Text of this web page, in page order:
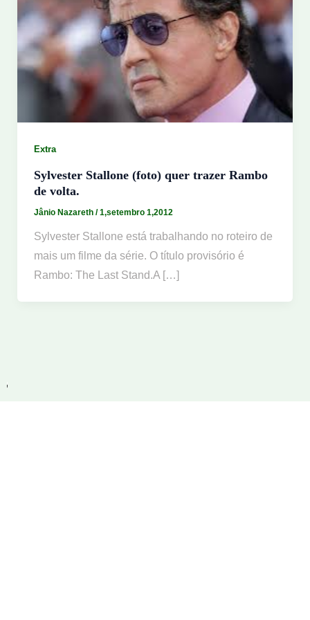
Extra
Sylvester Stallone (foto) quer trazer Rambo
de volta.
Jânio Nazareth /1,setembro 1,2012
Sylvester Stallone está trabalhando no roteiro de
mais um filme da série. O título provisório é
Rambo: The Last Stand.A […]